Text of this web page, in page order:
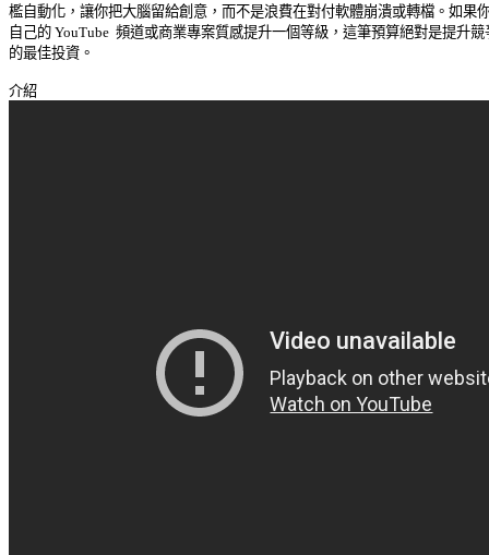
檻自動化，讓你把大腦留給創意，而不是浪費在對付軟體崩潰或轉檔。如果
自己的 YouTube  頻道或商業專案質感提升一個等級，這筆預算絕對是提升
的最佳投資。